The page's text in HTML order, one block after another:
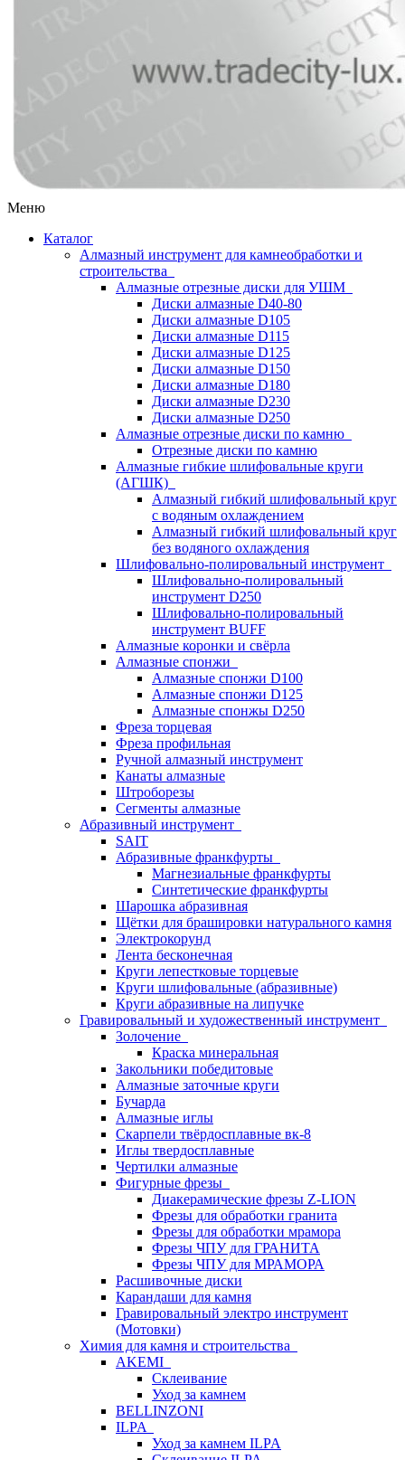
Меню
Каталог
Алмазный инструмент для камнеобработки и
строительства
Алмазные отрезные диски для УШМ
Диски алмазные D40-80
Диски алмазные D105
Диски алмазные D115
Диски алмазные D125
Диски алмазные D150
Диски алмазные D180
Диски алмазные D230
Диски алмазные D250
Алмазные отрезные диски по камню
Отрезные диски по камню
Алмазные гибкие шлифовальные круги
(АГШК)
Алмазный гибкий шлифовальный круг
с водяным охлаждением
Алмазный гибкий шлифовальный круг
без водяного охлаждения
Шлифовально-полировальный инструмент
Шлифовально-полировальный
инструмент D250
Шлифовально-полировальный
инструмент BUFF
Алмазные коронки и свёрла
Алмазные спонжи
Алмазные спонжи D100
Алмазные спонжи D125
Алмазные спонжы D250
Фреза торцевая
Фреза профильная
Ручной алмазный инструмент
Канаты алмазные
Штроборезы
Сегменты алмазные
Абразивный инструмент
SAIT
Абразивные франкфурты
Магнезиальные франкфурты
Синтетические франкфурты
Шарошка абразивная
Щётки для брашировки натурального камня
Электрокорунд
Лента бесконечная
Круги лепестковые торцевые
Круги шлифовальные (абразивные)
Круги абразивные на липучке
Гравировальный и художественный инструмент
Золочение
Краска минеральная
Закольники победитовые
Алмазные заточные круги
Бучарда
Алмазные иглы
Скарпели твёрдосплавные вк-8
Иглы твердосплавные
Чертилки алмазные
Фигурные фрезы
Диакерамические фрезы Z-LION
Фрезы для обработки гранита
Фрезы для обработки мрамора
Фрезы ЧПУ для ГРАНИТА
Фрезы ЧПУ для МРАМОРА
Расшивочные диски
Карандаши для камня
Гравировальный электро инструмент
(Мотовки)
Химия для камня и строительства
AKEMI
Склеивание
Уход за камнем
BELLINZONI
ILPA
Уход за камнем ILPA